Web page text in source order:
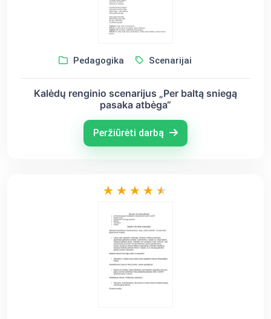
Pedagogika Scenarijai
Kalėdų renginio scenarijus „Per baltą sniegą
pasaka atbėga“
Peržiūrėti darbą